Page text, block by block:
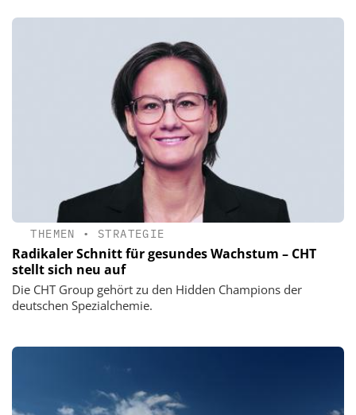
THEMEN • STRATEGIE
Radikaler Schnitt für gesundes Wachstum – CHT
stellt sich neu auf
Die CHT Group gehört zu den Hidden Champions der
deutschen Spezialchemie.